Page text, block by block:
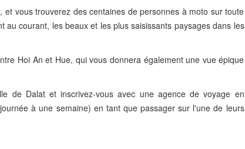
vous trouverez des centaines de personnes à moto sur toute
courant, les beaux et les plus saisissants paysages dans les
Hoi An et Hue, qui vous donnera également une vue épique
de Dalat et inscrivez-vous avec une agence de voyage en
à une semaine) en tant que passager sur l'une de leurs